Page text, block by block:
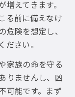
えてきます。
る前に備えなけ
険を想定し、
さい。
家族の命を守る
りませんし、凶
可能です。まず